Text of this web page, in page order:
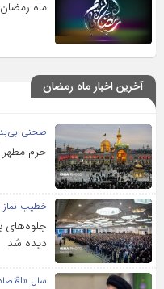
ماه
آخرین اخبار ماه رمضان
صحنی
حرم
خطیب نماز
جلوه‌های
دیده شد
سال